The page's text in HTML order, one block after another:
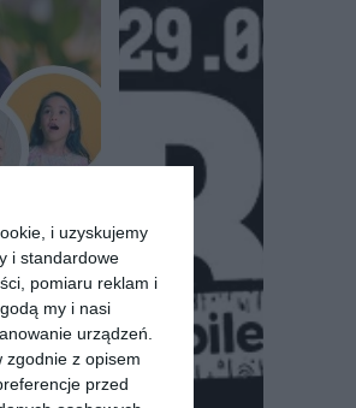
i uzyskujemy
i standardowe
pomiaru reklam i
my i nasi
urządzeń.
zgodnie z opisem
przed